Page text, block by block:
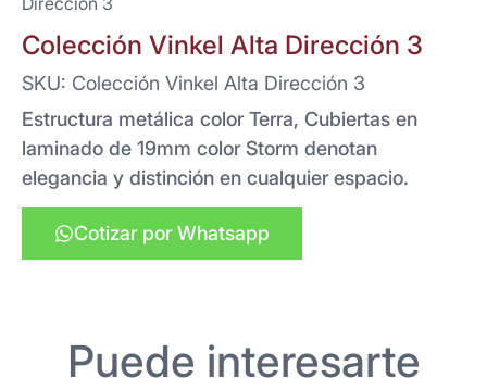
Colección Vinkel Alta Dirección 3
SKU: Colección Vinkel Alta Dirección 3
Estructura metálica color Terra, Cubiertas en
laminado de 19mm color Storm denotan
elegancia y distinción en cualquier espacio.
Cotizar por Whatsapp
Puede interesarte